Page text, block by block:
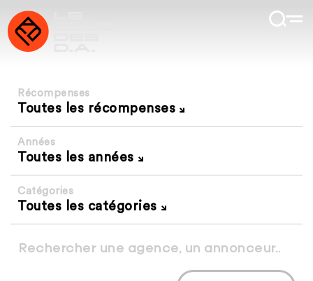
Récompenses
Toutes les récompenses
Années
Toutes les années
Catégories
Toutes les catégories